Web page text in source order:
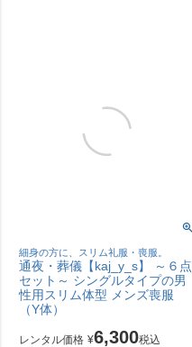
細身の方に、スリム礼服・喪服。
通夜・葬儀【kaj_y_s】 ～６点
セット～ シングルタイプの男
性用スリム体型 メンズ喪服
（Y体）
レンタル価格 ¥6,300税込